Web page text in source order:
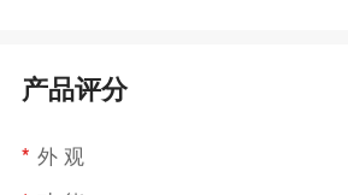
产品评分
* 外 观